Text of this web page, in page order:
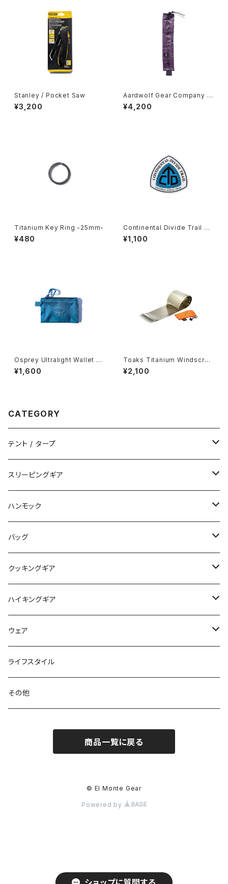
Stanley / Pocket Saw
¥3,200
Aardwolf Gear Company /
Toothbrush Sleeve
¥4,200
Titanium Key Ring -25mm-
¥480
Continental Divide Trail Si
gn Sticker
¥1,100
Osprey Ultralight Wallet -
Waterfront Blue-
¥1,600
Toaks Titanium Windscree
n
¥2,100
CATEGORY
テント / タープ
タープ / シェルター
ペグ / ステークス
アクセサリー
スリーピングギア
シュラフ / キルト
ビビィ
マット
ピロー
ハンモック
ハンモック
アクセサリー
バッグ
バックパック
サコッシュ / ウェストポーチ
トートバッグ
パックアクセサリー
クッキングギア
バーナー / ストーブ / 燃料
クッカー / カップ
カトラリー
ボトル
ハイキングギア
ストック
スノーシュー / アイゼン
スタッフサック
ナイフ / ツール
ウェア
トップス
ハードシェル / レインウェア
ウェアアクセサリー
ライフスタイル
その他
商品一覧に戻る
© El Monte Gear
Powered by